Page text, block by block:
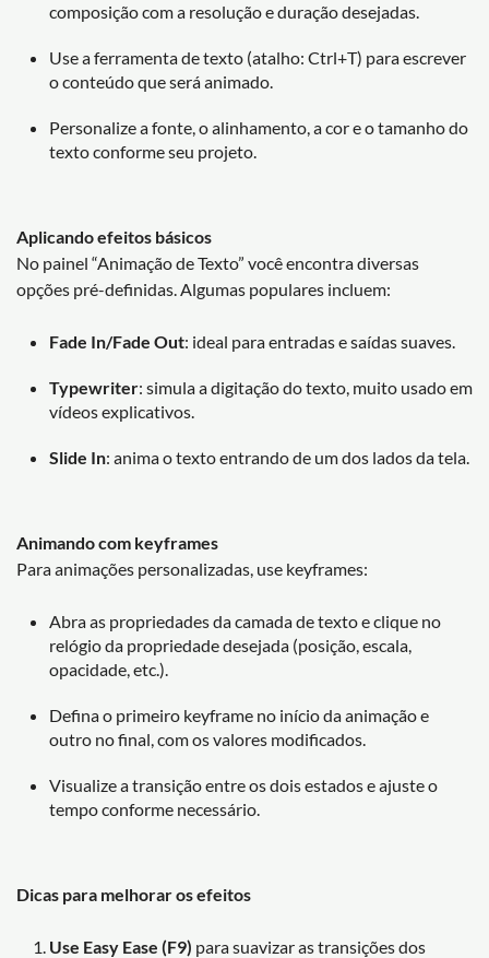
composição com a resolução e duração desejadas.
Use a ferramenta de texto (atalho: Ctrl+T) para escrever
o conteúdo que será animado.
Personalize a fonte, o alinhamento, a cor e o tamanho do
texto conforme seu projeto.
Aplicando efeitos básicos
No painel “Animação de Texto” você encontra diversas
opções pré-definidas. Algumas populares incluem:
Fade In/Fade Out: ideal para entradas e saídas suaves.
Typewriter: simula a digitação do texto, muito usado em
vídeos explicativos.
Slide In: anima o texto entrando de um dos lados da tela.
Animando com keyframes
Para animações personalizadas, use keyframes:
Abra as propriedades da camada de texto e clique no
relógio da propriedade desejada (posição, escala,
opacidade, etc.).
Defina o primeiro keyframe no início da animação e
outro no final, com os valores modificados.
Visualize a transição entre os dois estados e ajuste o
tempo conforme necessário.
Dicas para melhorar os efeitos
Use Easy Ease (F9) para suavizar as transições dos